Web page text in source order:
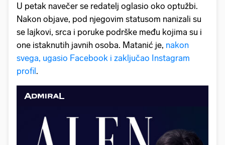
U petak navečer se redatelj oglasio oko optužbi.
Nakon objave, pod njegovim statusom nanizali su
se lajkovi, srca i poruke podrške među kojima su i
one istaknutih javnih osoba. Matanić je, nakon
svega, ugasio Facebook i zaključao Instagram
profil.